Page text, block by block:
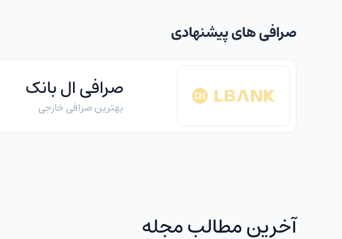
صرافی های پیشنهادی
صرافی ال بانک
بهترین صرافی خارجی
آخرین مطالب مجله